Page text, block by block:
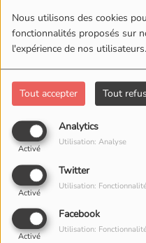
Nous utilisons des cookies
fonctionnalités proposés sur
l'expérience de nos utilisateurs.
Tout accepter Tout
Analytics
Activé
Utilisation: Analyse
Twitter
Activé
Utilisation:
Facebook
Activé
Utilisation:
08 AVRIL